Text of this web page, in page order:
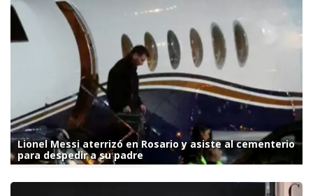
Lionel Messi aterrizó en Rosario y asiste al cementerio
para despedir a su padre